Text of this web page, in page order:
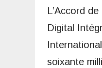
L’Accord
Digital
soixante